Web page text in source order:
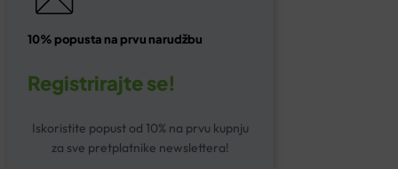
10% popusta na prvu narudžbu
Registrirajte se!
Iskoristite popust od 10% na prvu kupnju
za sve pretplatnike newslettera!